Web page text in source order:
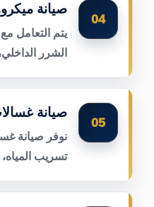
04
صيانة
يتم التعامل
الشرر
05
صيانة
نوفر صيانة
تسريب